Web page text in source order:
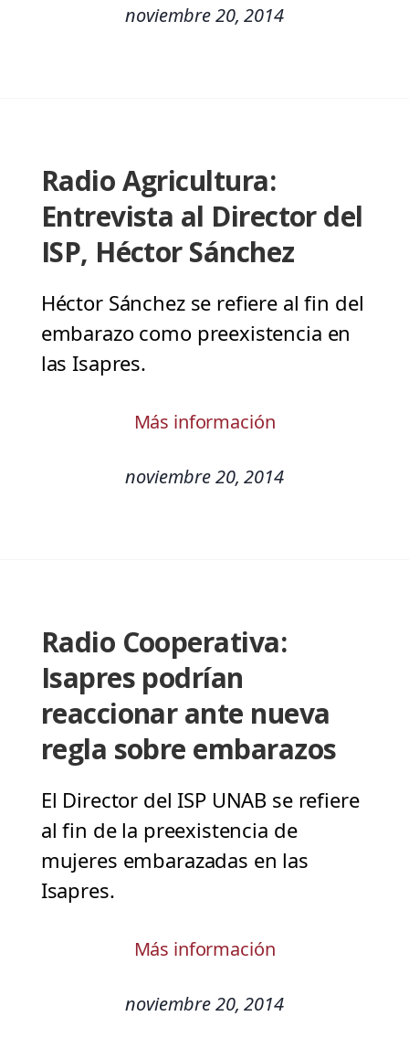
noviembre 20, 2014
Radio Agricultura:
Entrevista al Director del
ISP, Héctor Sánchez
Héctor Sánchez se refiere al fin del
embarazo como preexistencia en
las Isapres.
Más información
noviembre 20, 2014
Radio Cooperativa:
Isapres podrían
reaccionar ante nueva
regla sobre embarazos
El Director del ISP UNAB se refiere
al fin de la preexistencia de
mujeres embarazadas en las
Isapres.
Más información
noviembre 20, 2014